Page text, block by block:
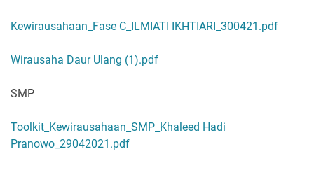
Kewirausahaan_Fase C_ILMIATI IKHTIARI_300421.pdf
Wirausaha Daur Ulang (1).pdf
SMP
Toolkit_Kewirausahaan_SMP_Khaleed Hadi
Pranowo_29042021.pdf